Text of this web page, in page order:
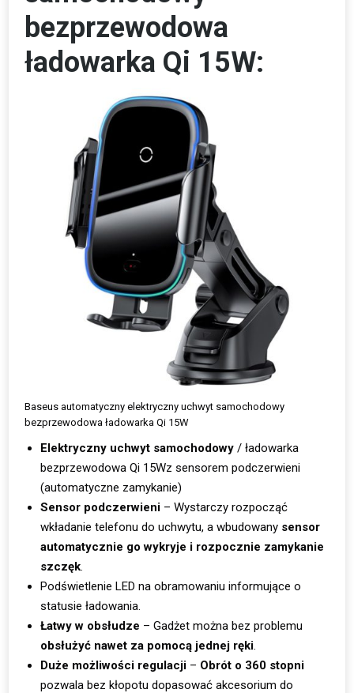
bezprzewodowa
ładowarka Qi 15W:
Baseus automatyczny elektryczny uchwyt samochodowy
bezprzewodowa ładowarka Qi 15W
Elektryczny uchwyt samochodowy / ładowarka
bezprzewodowa Qi 15Wz sensorem podczerwieni
(automatyczne zamykanie)
Sensor podczerwieni – Wystarczy rozpocząć
wkładanie telefonu do uchwytu, a wbudowany sensor
automatycznie go wykryje i rozpocznie zamykanie
szczęk.
Podświetlenie LED na obramowaniu informujące o
statusie ładowania.
Łatwy w obsłudze – Gadżet można bez problemu
obsłużyć nawet za pomocą jednej ręki.
Duże możliwości regulacji – Obrót o 360 stopni
pozwala bez kłopotu dopasować akcesorium do